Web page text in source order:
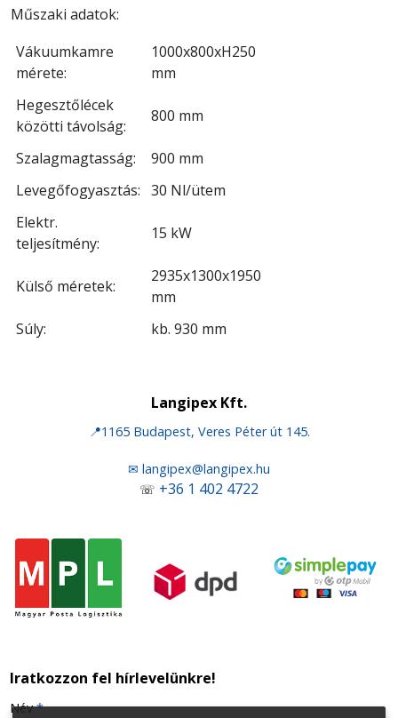
Műszaki adatok:
Vákuumkamre
mérete:
1000x800xH250
mm
Hegesztőlécek
közötti távolság:
800 mm
Szalagmagtasság:
900 mm
Levegőfogyasztás: 30 Nl/ütem
Elektr.
teljesítmény:
15 kW
Külső méretek:
2935x1300x1950
mm
Súly:
kb. 930 mm
Langipex Kft.
📍1165 Budapest, Veres Péter út 145.
✉ langipex@langipex.hu
☏ +36 1 402 4722
Iratkozzon fel hírlevelünkre!
-Név*